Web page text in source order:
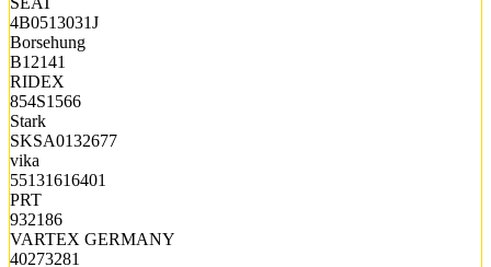
4B0513031J
Borsehung
B12141
RIDEX
854S1566
Stark
SKSA0132677
vika
55131616401
PRT
932186
VARTEX GERMANY
40273281